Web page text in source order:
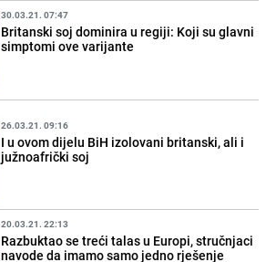
30.03.21. 07:47
Britanski soj dominira u regiji: Koji su glavni
simptomi ove varijante
26.03.21. 09:16
I u ovom dijelu BiH izolovani britanski, ali i
južnoafrički soj
20.03.21. 22:13
Razbuktao se treći talas u Europi, stručnjaci
navode da imamo samo jedno rješenje